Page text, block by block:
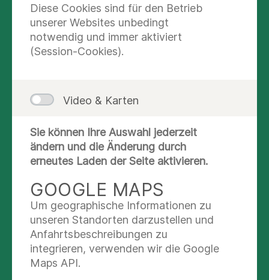
Fachkrankenhaus für
Orthopädie und
Rheumatologie
Zentrum für
orthopädische und
rheumatologische
Rehabilitation
DETAILS ZU UNSEREN
STANDORTEN
Fachkrankenhaus
Diese Cookies sind für den Betrieb
unserer Websites unbedingt
notwendig und immer aktiviert
(Session-Cookies).
Video & Karten
Sie können Ihre Auswahl jederzeit
ändern und die Änderung durch
erneutes Laden der Seite aktivieren.
GOOGLE MAPS
Um geographische Informationen zu
unseren Standorten darzustellen und
Anfahrtsbeschreibungen zu
integrieren, verwenden wir die Google
Maps API.